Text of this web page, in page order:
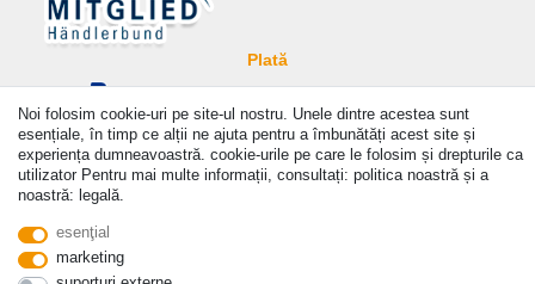
Plată
© Copyright 2026 | Toate drepturile rezervate. - Prices incl. VAT. 19% VAT Basic prices see
article detail | * Applies to deliveries to the UK!
Noi folosim cookie-uri pe site-ul nostru. Unele dintre acestea sunt
esențiale, în timp ce alții ne ajuta pentru a îmbunătăți acest site și
experiența dumneavoastră. cookie-urile pe care le folosim și drepturile ca
utilizator Pentru mai multe informații, consultați: politica noastră și a
noastră: legală.
esenţial
marketing